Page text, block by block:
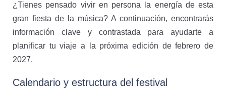
¿Tienes pensado vivir en persona la energía de esta
gran fiesta de la música? A continuación, encontrarás
información clave y contrastada para ayudarte a
planificar tu viaje a la próxima edición de febrero de
2027.
Calendario y estructura del festival